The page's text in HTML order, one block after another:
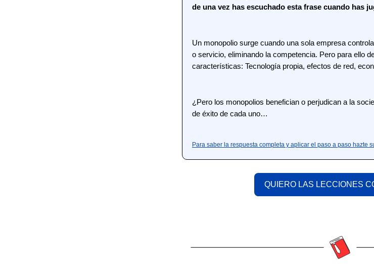
de una vez has escuchado esta frase cuando has
Un monopolio surge cuando una sola empresa
o servicio, eliminando la competencia. Pero para ello
características: Tecnología propia, efectos de red,
¿Pero los monopolios benefician o perjudican a la
de éxito de cada uno…
Para saber la respuesta completa y aplicar el paso a paso hazte
QUIERO LAS LECCIONES